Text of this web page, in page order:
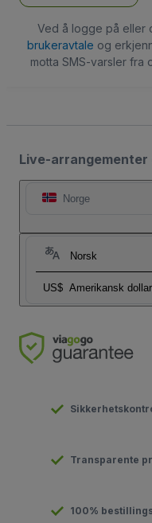
Ved å logge på eller
brukeravtale og
motta SMS-varsler fra
Live-arrangementer
Norge
Norsk
US$ Amerikansk dollar
Transparente
100%